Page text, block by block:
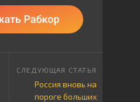
Россия вновь на
пороге больших